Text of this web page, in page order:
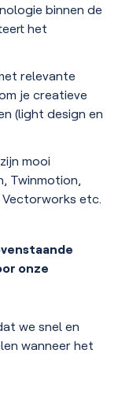
binnen de
het
relevante
je creatieve
(light design en
mooi
Twinmotion,
Vectorworks etc.
onze
we snel en
wanneer het